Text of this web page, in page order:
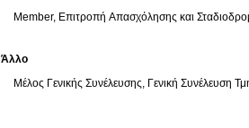
Member, Επιτροπή Απασχόλησης και
Άλλο
Μέλος Γενικής Συνέλευσης, Γενική Συνέλευση